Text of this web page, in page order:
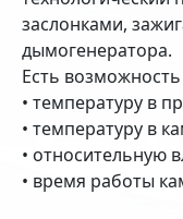
заслонками,
дымогенератора.
Есть
• температуру в
• температуру в
• относительную
• время работы